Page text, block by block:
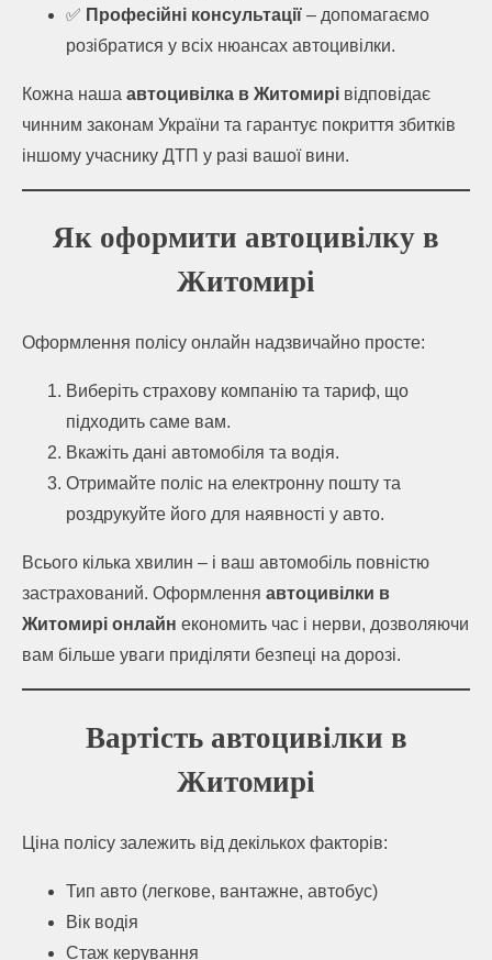
✅ Професійні консультації – допомагаємо
розібратися у всіх нюансах автоцивілки.
Кожна наша автоцивілка в Житомирі відповідає
чинним законам України та гарантує покриття збитків
іншому учаснику ДТП у разі вашої вини.
Як оформити автоцивілку в
Житомирі
Оформлення полісу онлайн надзвичайно просте:
Виберіть страхову компанію та тариф, що
підходить саме вам.
Вкажіть дані автомобіля та водія.
Отримайте поліс на електронну пошту та
роздрукуйте його для наявності у авто.
Всього кілька хвилин – і ваш автомобіль повністю
застрахований. Оформлення автоцивілки в
Житомирі онлайн економить час і нерви, дозволяючи
вам більше уваги приділяти безпеці на дорозі.
Вартість автоцивілки в
Житомирі
Ціна полісу залежить від декількох факторів:
Тип авто (легкове, вантажне, автобус)
Вік водія
Стаж керування